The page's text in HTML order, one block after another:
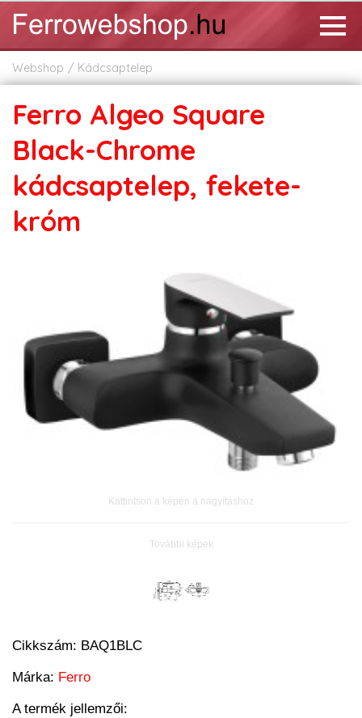
Webshop Kádcsaptelep
Ferro Algeo Square
Black-Chrome
kádcsaptelep, fekete-
króm
Kattintson a képen a nagyításhoz
További képek
Cikkszám: BAQ1BLC
Márka: Ferro
A termék jellemzői: